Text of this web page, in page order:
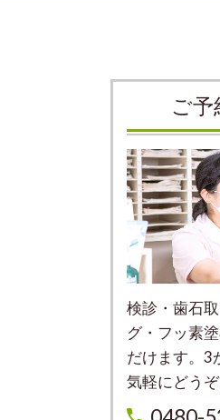
ご予
検診・歯石
グ・フッ素
だけます。3
気軽にどうぞ